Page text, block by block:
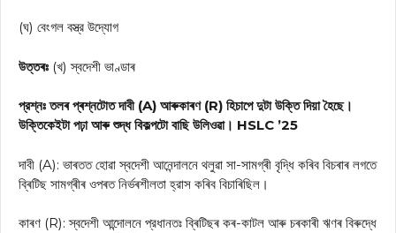
(ঘ) বেংগল বস্ত্র উদ্যোগ
উত্তৰঃ (খ) স্বদেশী ভাণ্ডাৰ
প্রশ্নঃ তলৰ প্ৰশ্নটোত দাবী (A) আৰুকাৰণ (R) হিচাপে দুটা উক্তি দিয়া হৈছে।
উক্তিকেইটা পঢ়া আৰু শুদ্ধ বিকল্পটো বাছি উলিওৱা। HSLC ’25
দাবী (A): ভাৰতত হোৱা স্বদেশী আনেন্দালনে থলুৱা সা-সামগ্ৰী বৃদ্ধি কৰিব বিচৰাৰ লগতে
ব্ৰিটিছ সামগ্ৰীৰ ওপৰত নিৰ্ভৰশীলতা হ্রাস কৰিব বিচাৰিছিল।
কাৰণ (R): স্বদেশী আন্দোলনে প্রধানতঃ ব্ৰিটিছৰ কৰ-কাটল আৰু চৰকাৰী ঋণৰ বিৰুদ্ধে